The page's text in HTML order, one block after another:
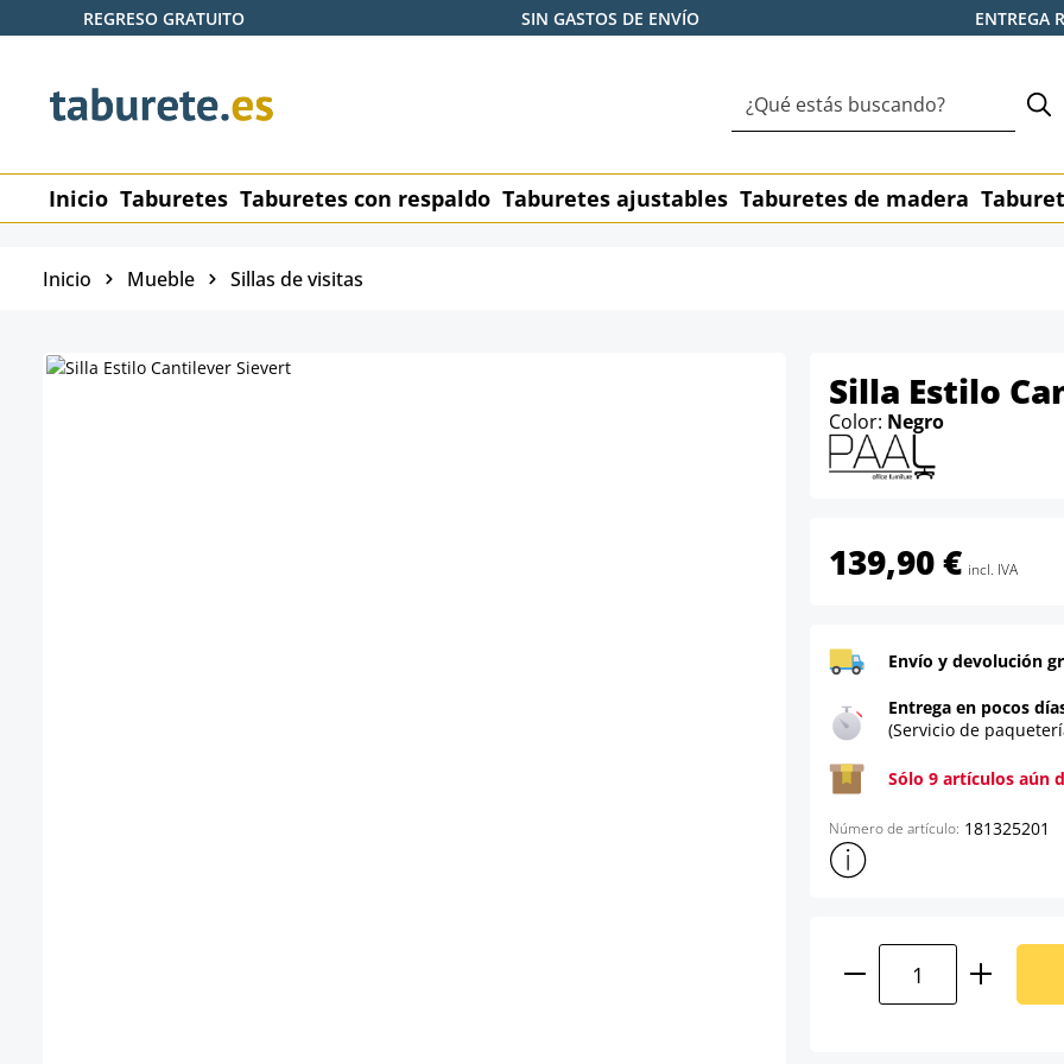
al contenido principal
Saltar a la búsqueda
Saltar a la navegación principal
REGRESO GRATUITO SIN GASTOS DE ENVÍO ENTREGA
Inicio Taburetes Taburetes con respaldo Taburetes ajustables Taburetes de madera
Inicio Mueble Sillas de visitas
Silla Estilo
Color: Negro
139,90 € incl. IVA
Envío y devolución
Entrega en pocos
(Servicio de
Sólo 9 artículos aún
Número de artículo: 181325201
Mostrar más información
Cantidad del